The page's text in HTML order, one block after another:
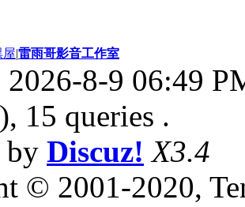
屋|雷雨哥影音工作室
8-9 06:49
15 queries .
by Discuz! X3.4
© 2001-2020,